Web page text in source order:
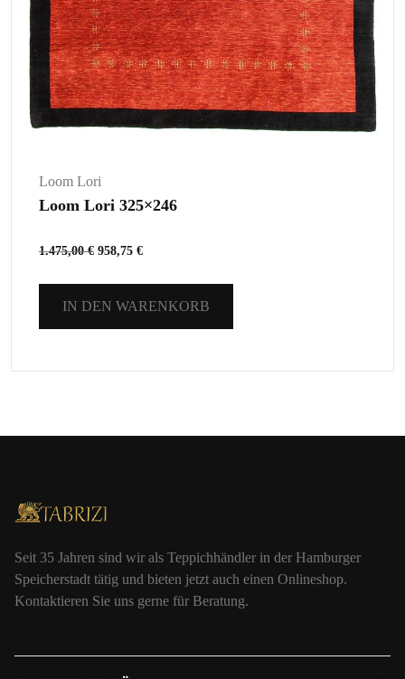
Loom Lori
Loom Lori 325×246
1.475,00€ 958,75 €
IN DEN WARENKORB
Seit 35 Jahren sind wir als Teppichhändler in der Hamburger
Speicherstadt tätig und bieten jetzt auch einen Onlineshop.
Kontaktieren Sie uns gerne für Beratung.